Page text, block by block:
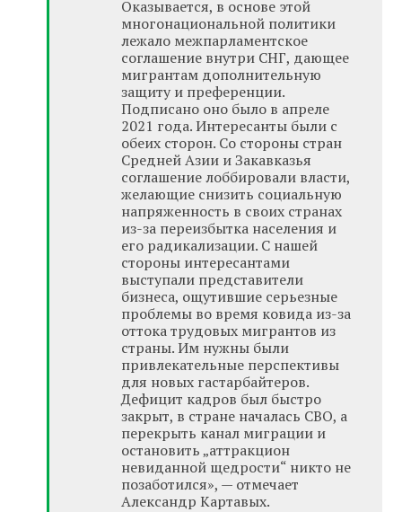
Оказывается, в основе этой
многонациональной политики
лежало межпарламентское
соглашение внутри СНГ, дающее
мигрантам дополнительную
защиту и преференции.
Подписано оно было в апреле
2021 года. Интересанты были с
обеих сторон. Со стороны стран
Средней Азии и Закавказья
соглашение лоббировали власти,
желающие снизить социальную
напряженность в своих странах
из-за переизбытка населения и
его радикализации. С нашей
стороны интересантами
выступали представители
бизнеса, ощутившие серьезные
проблемы во время ковида из-за
оттока трудовых мигрантов из
страны. Им нужны были
привлекательные перспективы
для новых гастарбайтеров.
Дефицит кадров был быстро
закрыт, в стране началась СВО, а
перекрыть канал миграции и
остановить „аттракцион
невиданной щедрости“ никто не
позаботился», — отмечает
Александр Картавых.